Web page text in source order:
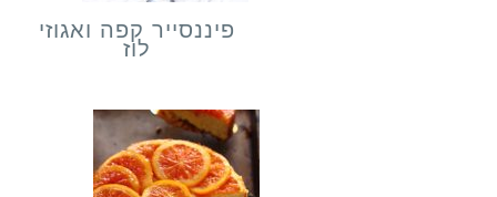
פיננסייר קפה ואגוזי
לוז